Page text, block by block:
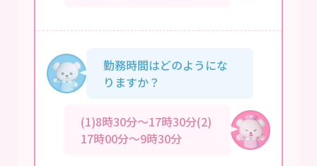
勤務時間はどのようにな
りますか？
(1)8時30分～17時30分(2)
17時00分～9時30分